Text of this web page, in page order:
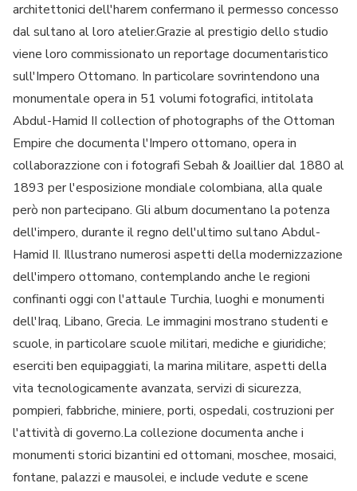
architettonici dell'harem confermano il permesso concesso
dal sultano al loro atelier.Grazie al prestigio dello studio
viene loro commissionato un reportage documentaristico
sull'Impero Ottomano. In particolare sovrintendono una
monumentale opera in 51 volumi fotografici, intitolata
Abdul-Hamid II collection of photographs of the Ottoman
Empire che documenta l'Impero ottomano, opera in
collaborazzione con i fotografi Sebah & Joaillier dal 1880 al
1893 per l'esposizione mondiale colombiana, alla quale
però non partecipano. Gli album documentano la potenza
dell'impero, durante il regno dell'ultimo sultano Abdul-
Hamid II. Illustrano numerosi aspetti della modernizzazione
dell'impero ottomano, contemplando anche le regioni
confinanti oggi con l'attaule Turchia, luoghi e monumenti
dell'Iraq, Libano, Grecia. Le immagini mostrano studenti e
scuole, in particolare scuole militari, mediche e giuridiche;
eserciti ben equipaggiati, la marina militare, aspetti della
vita tecnologicamente avanzata, servizi di sicurezza,
pompieri, fabbriche, miniere, porti, ospedali, costruzioni per
l'attività di governo.La collezione documenta anche i
monumenti storici bizantini ed ottomani, moschee, mosaici,
fontane, palazzi e mausolei, e include vedute e scene